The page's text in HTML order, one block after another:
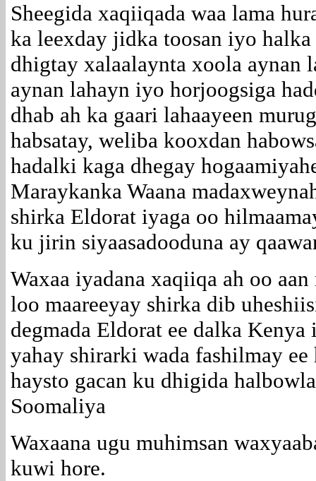
Sheegida xaqiiqada waa lama
ka leexday jidka toosan iyo
dhigtay xalaalaynta xoola aynan
aynan lahayn iyo horjoogsiga
dhab ah ka gaari lahaayeen
habsatay, weliba kooxdan
hadalki kaga dhegay
Maraykanka Waana
shirka Eldorat iyaga oo
ku jirin siyaasadooduna ay
Waxaa iyadana xaqiiqa ah oo
loo maareeyay shirka dib
degmada Eldorat ee dalka
yahay shirarki wada fashilmay
haysto gacan ku dhigida
Soomaliya
Waxaana ugu muhimsan
kuwi hore.